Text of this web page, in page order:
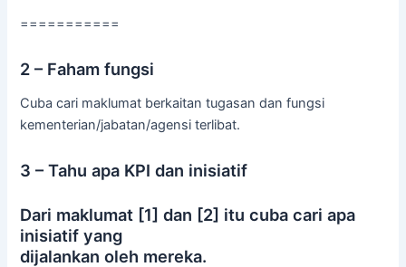
===========
2 – Faham fungsi
Cuba cari maklumat berkaitan tugasan dan fungsi
kementerian/jabatan/agensi terlibat.
3 – Tahu apa KPI dan inisiatif
Dari maklumat [1] dan [2] itu cuba cari apa
inisiatif yang
dijalankan oleh mereka.